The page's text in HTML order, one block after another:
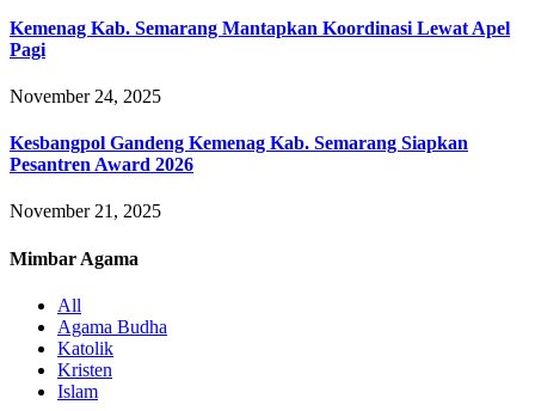
Kemenag Kab. Semarang Mantapkan Koordinasi Lewat Apel
Pagi
November 24, 2025
Kesbangpol Gandeng Kemenag Kab. Semarang Siapkan
Pesantren Award 2026
November 21, 2025
Mimbar Agama
All
Agama Budha
Katolik
Kristen
Islam